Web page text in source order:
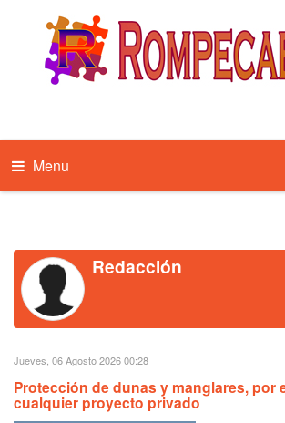
Menu
Redacción
Jueves, 06 Agosto 2026 00:28
Protección de dunas y manglares, por
cualquier proyecto privado